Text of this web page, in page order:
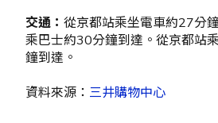
交通： 從京都站乘坐電車約27分
乘巴士約30分鐘到達。從京都站
鐘到達。
資料來源： 三井購物中心